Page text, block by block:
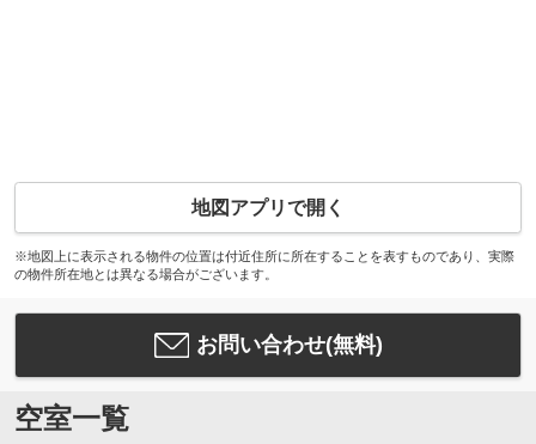
地図アプリで開く
※地図上に表示される物件の位置は付近住所に所在することを表すものであり、実際
の物件所在地とは異なる場合がございます。
お問い合わせ(無料)
空室一覧